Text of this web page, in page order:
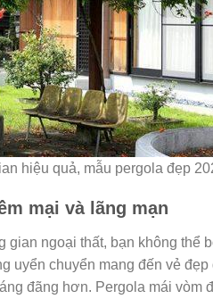
hiệu quả, mẫu pergola đẹp
mại và lãng mạn
ngoại thất, bạn không thể
uyển chuyển mang đến vẻ
đãng hơn. Pergola mái vòm